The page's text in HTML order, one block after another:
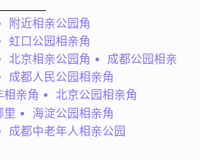
息只适合18岁以上女性独自或在家长
果你只是想找个帅哥耍朋友的话就请
想嫁个富二代的话就请别往下看了，
婚的经济适...
虫子
四川成都
40岁 | 未婚 | 171cm | 5001-8000元
寻找异性：
18-30岁
附近相亲公园角
虹口公园相亲角
北京相亲公园角
成都公园相亲
成都人民公园相亲角
相亲角
北京公园相亲角
里
海淀公园相亲角
成都中老年人相亲公园